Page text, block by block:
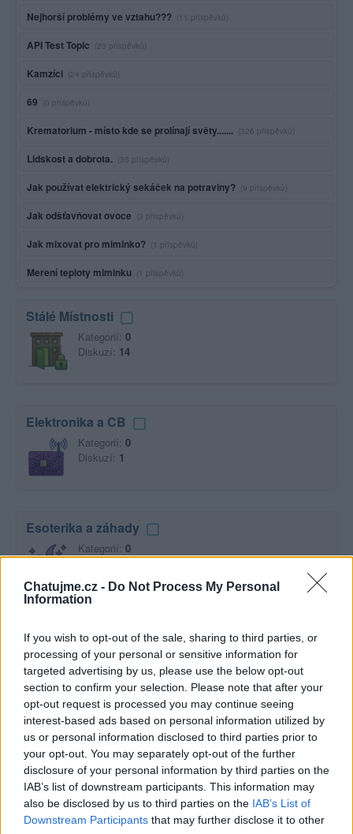
Chatujme.cz - Do Not Process My Personal
Information
If you wish to opt-out of the sale, sharing to third parties, or
processing of your personal or sensitive information for
targeted advertising by us, please use the below opt-out
section to confirm your selection. Please note that after your
opt-out request is processed you may continue seeing
interest-based ads based on personal information utilized by
us or personal information disclosed to third parties prior to
your opt-out. You may separately opt-out of the further
disclosure of your personal information by third parties on the
IAB’s list of downstream participants. This information may
also be disclosed by us to third parties on the IAB’s List of
Downstream Participants that may further disclose it to other
Nejhorší problémy ve vztahu??? (11 příspěvků)
API Test Topic (23 příspěvků)
Kamzíci (24 příspěvků)
69 (0 příspěvků)
Krematorium - místo kde se prolínají světy....... (326 příspěvků)
Lidskost a dobrota. (35 příspěvků)
Jak používat elektrický sekáček na potraviny? (9 příspěvků)
Jak odšťavňovat ovoce (3 příspěvků)
Jak mixovat pro miminko? (1 příspěvků)
Merení teploty miminku (1 příspěvků)
Stálé Místnosti
Kategorií: 0
Diskuzí: 14
Elektronika a CB
Kategorií: 0
Diskuzí: 1
Esoterika a záhady
Kategorií: 0
Diskuzí:9
Film a televize
Kategorií:2
Diskuzí:19
Hudba
Kategorií:0
Diskuzí:47